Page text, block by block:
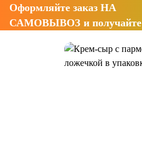
Оформляйте заказ НА
САМОВЫВОЗ и получайте